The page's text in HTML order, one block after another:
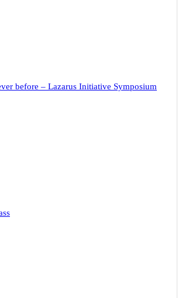
before – Lazarus Initiative Symposium